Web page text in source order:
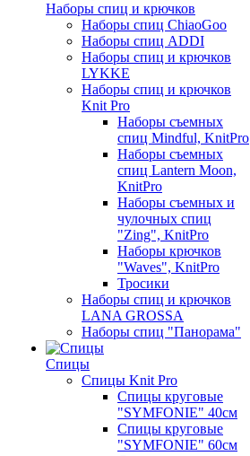
Наборы спиц и крючков
Наборы спиц ChiaoGoo
Наборы спиц ADDI
Наборы спиц и крючков
LYKKE
Наборы спиц и крючков
Knit Pro
Наборы съемных
спиц Mindful, KnitPro
Наборы съемных
спиц Lantern Moon,
KnitPro
Наборы съемных и
чулочных спиц
"Zing", KnitPro
Наборы крючков
"Waves", KnitPro
Тросики
Наборы спиц и крючков
LANA GROSSA
Наборы спиц "Панорама"
Спицы
Спицы Knit Pro
Спицы круговые
"SYMFONIE" 40см
Спицы круговые
"SYMFONIE" 60см